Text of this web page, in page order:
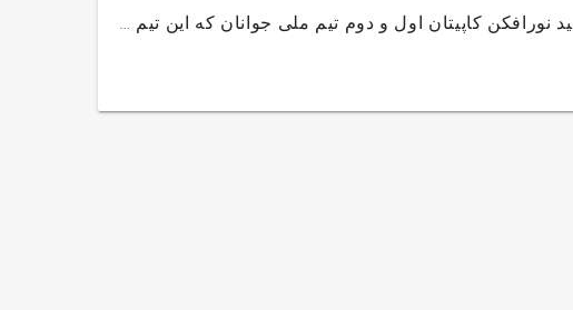
کاپیتان اول و دوم تیم ملی جوانان که این تیم …